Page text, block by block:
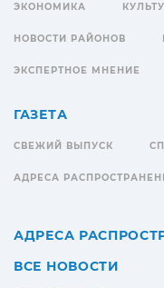
ЭКОНОМИКА
НОВОСТИ РАЙОНОВ
ЭКСПЕРТНОЕ МНЕНИЕ
ГАЗЕТА
СВЕЖИЙ ВЫПУСК
АДРЕСА
АДРЕСА
ВСЕ НОВОСТИ